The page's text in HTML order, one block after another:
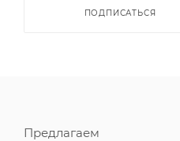
ПОДПИСАТЬСЯ
Предлагаем